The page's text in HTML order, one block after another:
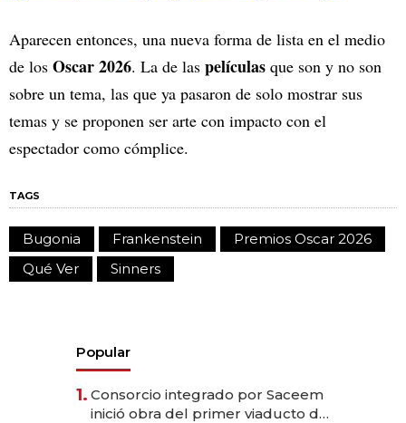
Aparecen entonces, una nueva forma de lista en el medio
de los Oscar 2026. La de las películas que son y no son
sobre un tema, las que ya pasaron de solo mostrar sus
temas y se proponen ser arte con impacto con el
espectador como cómplice.
TAGS
Bugonia Frankenstein
Premios Oscar 2026
Qué Ver
Sinners
Popular
1. Consorcio integrado por Saceem
inició obra del primer viaducto de